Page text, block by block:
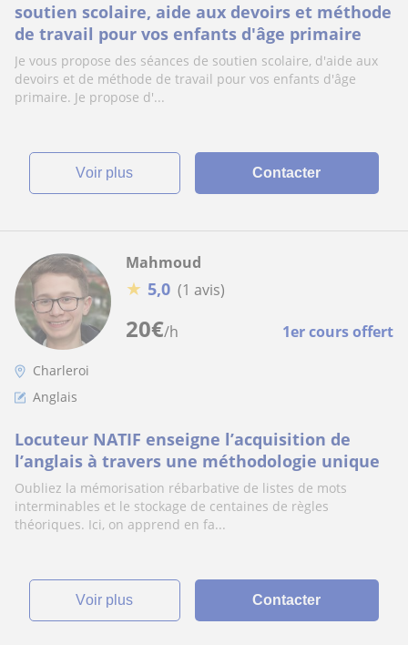
soutien scolaire, aide aux devoirs et méthode
de travail pour vos enfants d'âge primaire
Je vous propose des séances de soutien scolaire, d'aide aux
devoirs et de méthode de travail pour vos enfants d'âge
primaire. Je propose d'...
voir plus Contacter
20€/h 1er cours offert
Mahmoud
★ 5,0 (1 avis)
Charleroi
Anglais
Locuteur NATIF enseigne l’acquisition de
l’anglais à travers une méthodologie unique
Oubliez la mémorisation rébarbative de listes de mots
interminables et le stockage de centaines de règles
théoriques. Ici, on apprend en fa...
voir plus Contacter